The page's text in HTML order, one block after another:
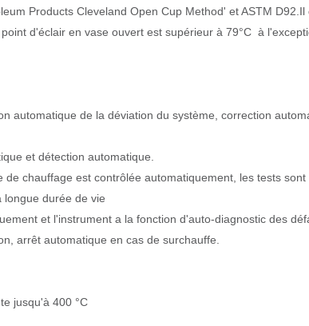
Products Cleveland Open Cup Method' et ASTM D92.Il
d'éclair en vase ouvert est supérieur à 79°C à
automatique de la déviation du système, correction
et détection automatique.
chauffage est contrôlée automatiquement, les tests sont
longue durée de vie
et l'instrument a la fonction d'auto-diagnostic des
arrêt automatique en cas de surchauffe.
jusqu'à 400 °C